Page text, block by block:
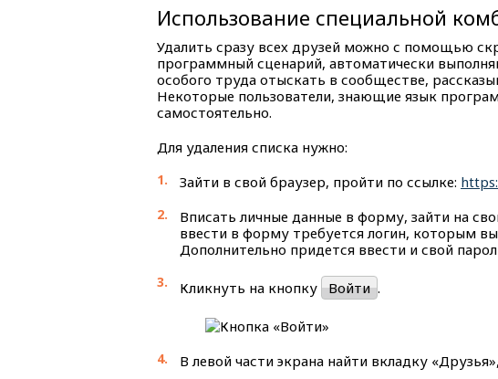
Использование специальной
Удалить сразу всех друзей можно с помощью
программный сценарий, автоматически
особого труда отыскать в сообществе,
Некоторые пользователи, знающие язык
самостоятельно.
Для удаления списка нужно:
Зайти в свой браузер, пройти по ссылке:
Вписать личные данные в форму, зайти на
ввести в форму требуется логин, которым
Дополнительно придется ввести и свой
Кликнуть на кнопку Войти .
В левой части экрана найти вкладку